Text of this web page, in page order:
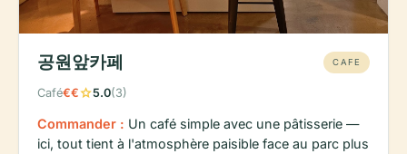
공원앞카페 CAFE
Café€€star5.0(3)
Commander : Un café simple avec une pâtisserie —
ici, tout tient à l'atmosphère paisible face au parc plus